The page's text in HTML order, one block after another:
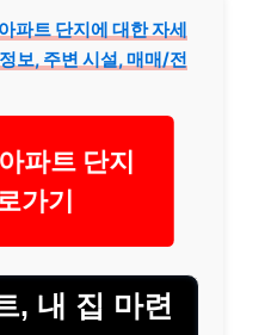
파트 단지에 대한 자세
보, 주변 시설, 매매/전
파트 단지
가기
, 내 집 마련